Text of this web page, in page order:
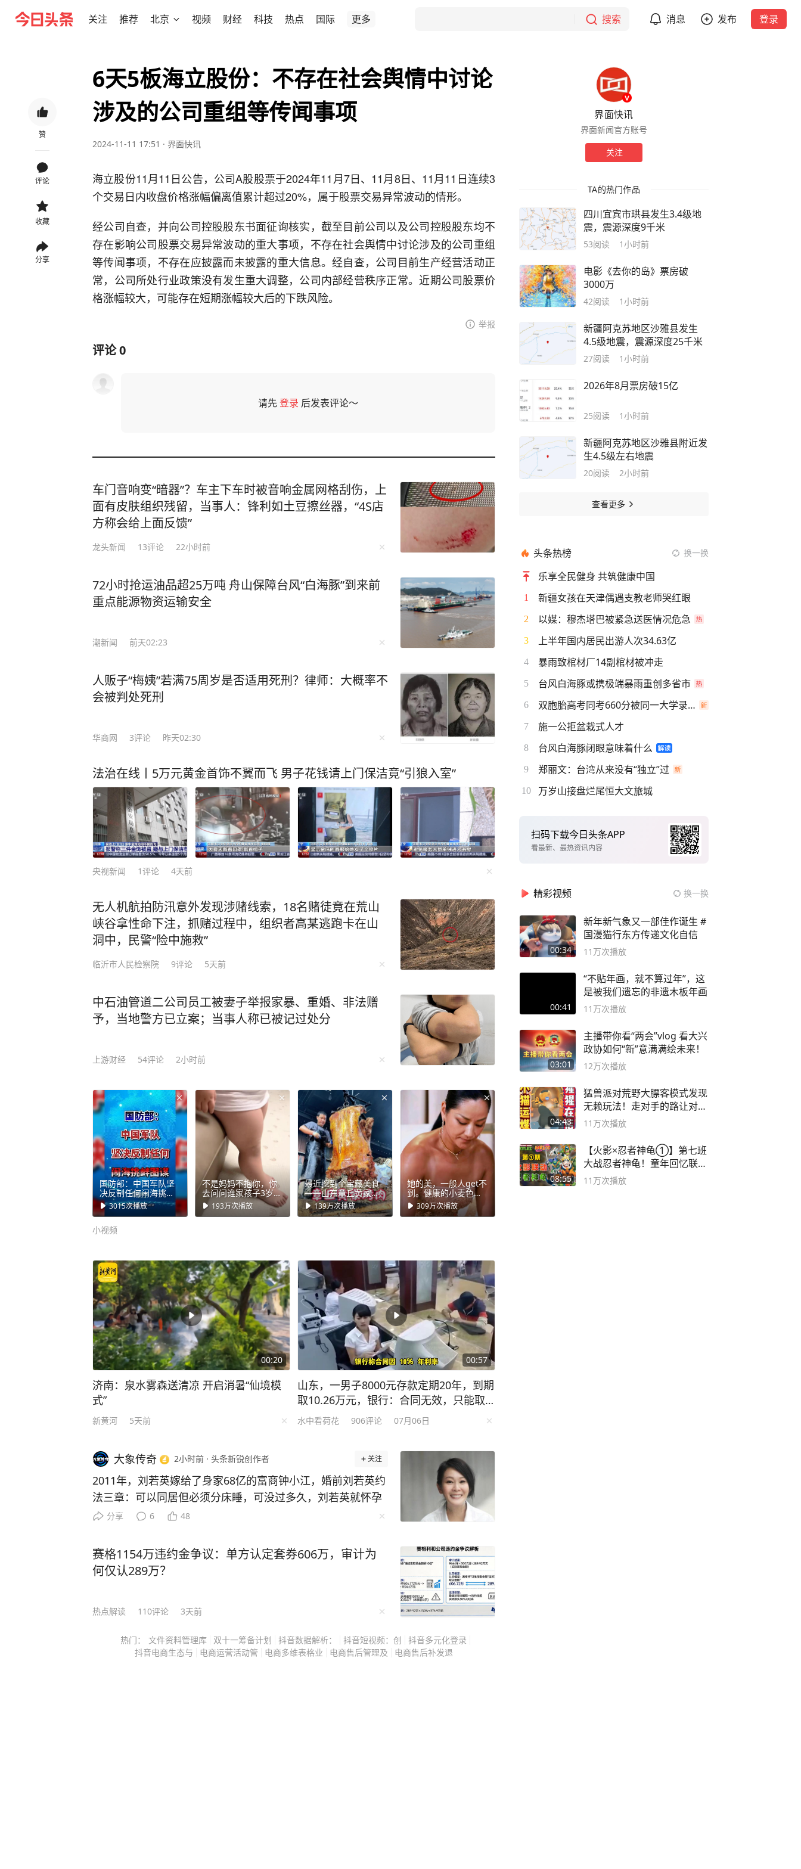
关注 推荐 北京 视频 财经 科技 热点 国际 更多 搜索 消息 发布 登录
赞
评论
收藏
分享
6天5板海立股份：不存在社会舆情中讨论
涉及的公司重组等传闻事项
2024-11-11 17:51 · 界面快讯
海立股份11月11日公告，公司A股股票于2024年11月7日、11月8日、11月11日连续3
个交易日内收盘价格涨幅偏离值累计超过20%，属于股票交易异常波动的情形。
经公司自查，并向公司控股股东书面征询核实，截至目前公司以及公司控股股东均不
存在影响公司股票交易异常波动的重大事项，不存在社会舆情中讨论涉及的公司重组
等传闻事项，不存在应披露而未披露的重大信息。经自查，公司目前生产经营活动正
常，公司所处行业政策没有发生重大调整，公司内部经营秩序正常。近期公司股票价
格涨幅较大，可能存在短期涨幅较大后的下跌风险。
举报
评论0
请先登录 后发表评论～
车门音响变“暗器”？车主下车时被音响金属网格刮伤，上
面有皮肤组织残留，当事人：锋利如土豆擦丝器，“4S店
方称会给上面反馈”
龙头新闻 13评论 22小时前
72小时抢运油品超25万吨 舟山保障台风“白海豚”到来前
重点能源物资运输安全
潮新闻 前天02:23
人贩子“梅姨”若满75周岁是否适用死刑？律师：大概率不
会被判处死刑
华商网 3评论 昨天02:30
法治在线丨5万元黄金首饰不翼而飞 男子花钱请上门保洁竟“引狼入室”
央视新闻 1评论 4天前
无人机航拍防汛意外发现涉赌线索，18名赌徒竟在荒山
峡谷拿性命下注，抓赌过程中，组织者高某逃跑卡在山
洞中，民警“险中施救”
临沂市人民检察院 9评论 5天前
中石油管道二公司员工被妻子举报家暴、重婚、非法赠
予，当地警方已立案；当事人称已被记过处分
上游财经 54评论 2小时前
国防部：中国军队坚
决反制任何闹海挑衅
图谋！8月7日下午，
国防部新闻发言人陈
题发布消息
3015次播放
不是妈妈不抱你，你
去问问谁家孩子3岁60
斤的。#胖宝宝减肥计
划 #婴儿肥腿 #肉感
193万次播放
最近挖到个宝藏美食
——山东章丘黄家烤
肉，居然已经传承400
年了！ #烤猪#烤肉
139万次播放
她的美，一般人get不
到。健康的小麦色肌
肤充满力量感
309万次播放
小视频
00:20
济南：泉水雾森送清凉 开启消暑“仙境模
式”
新黄河 5天前
00:57
山东，一男子8000元存款定期20年，到期
取10.26万元，银行：合同无效，只能取9
600元，男子告上法庭，法院判了！
水中看荷花 906评论 07月06日
大象传奇 2小时前 · 头条新锐创作者 关注
2011年，刘若英嫁给了身家68亿的富商钟小江，婚前刘若英约
法三章：可以同居但必须分床睡，可没过多久，刘若英就怀孕
了。 不知道大家有没有发现，现在很多人的婚姻观都被固化思
吃喝住行完全捆绑，半点私人空间都不能有。 仿佛只要夫妻二
人稍微保持点距离，少了些寸步不离的纠缠，这段感情就不够
真挚，这段婚姻就名不副实。 当年刘若英结婚的时候，就彻底
得她太矫情，有人说她根本不懂婚姻，可如今回头再看，才发
当年算是不小的话题。 但真正让网友炸开锅的，从来不是她嫁
分享 6 48
赛格1154万违约金争议：单方认定套券606万，审计为
何仅认289万？
热点解读 110评论 3天前
热门： 文件资料管理库 双十一筹备计划 抖音数据解析： 抖音短视频：创
抖音多元化登录
抖音电商生态与
电商运营活动管 电商多维表格业 电商售后管理及 电商售后补发退
界面快讯
界面新闻官方账号
关注
TA的热门作品
四川宜宾市珙县发生3.4级地
震，震源深度9千米
53阅读 1小时前
电影《去你的岛》票房破
3000万
42阅读 1小时前
新疆阿克苏地区沙雅县发生
4.5级地震，震源深度25千米
27阅读 1小时前
2026年8月票房破15亿
25阅读 1小时前
新疆阿克苏地区沙雅县附近发
生4.5级左右地震
20阅读 2小时前
查看更多
头条热榜 换一换
乐享全民健身 共筑健康中国
1 新疆女孩在天津偶遇支教老师哭红眼
2 以媒：穆杰塔巴被紧急送医情况危急
3 上半年国内居民出游人次34.63亿
4 暴雨致棺材厂14副棺材被冲走
5 台风白海豚或携极端暴雨重创多省市
6 双胞胎高考同考660分被同一大学录取
7 施一公拒盆栽式人才
8 台风白海豚闭眼意味着什么
9 郑丽文：台湾从来没有“独立”过
10 万岁山接盘烂尾恒大文旅城
扫码下载今日头条APP
看最新、最热资讯内容
精彩视频 换一换
00:34
新年新气象又一部佳作诞生 #
国漫猫行东方传递文化自信
11万次播放
00:41
“不贴年画，就不算过年”，这
是被我们遗忘的非遗木板年画
11万次播放
03:01
主播带你看“两会”vlog 看大兴
政协如何“新”意满满绘未来！
12万次播放
04:43
猛兽派对荒野大膘客模式发现
无赖玩法！走对手的路让对手
无路可走
11万次播放
08:55
【火影×忍者神龟①】第七班
大战忍者神龟！童年回忆联动
论武？
11万次播放